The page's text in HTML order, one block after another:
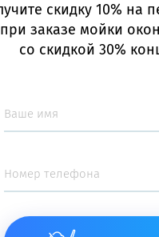
—+7(812)
скидку 10% на
при заказе мойки
со скидкой 30%